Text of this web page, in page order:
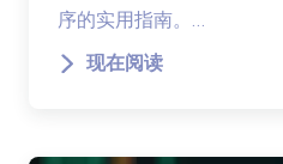
序的实用指南。…
现在阅读